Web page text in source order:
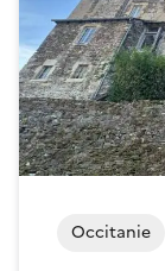
Occitanie